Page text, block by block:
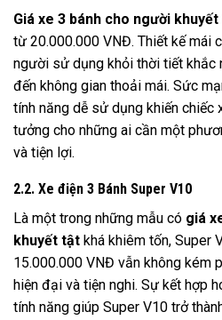
Giá xe 3 bánh cho người
từ 20.000.000 VNĐ. Thiết kế mái
người sử dụng khỏi thời tiết khắc
đến không gian thoải mái. Sức
tính năng dễ sử dụng khiến chiếc
tưởng cho những ai cần một
và tiện lợi.
2.2. Xe điện 3 Bánh Super V10
Là một trong những mẫu có giá
khuyết tật khá khiêm tốn, Super
15.000.000 VNĐ vẫn không kém
hiện đại và tiện nghi. Sự kết hợp
tính năng giúp Super V10 trở